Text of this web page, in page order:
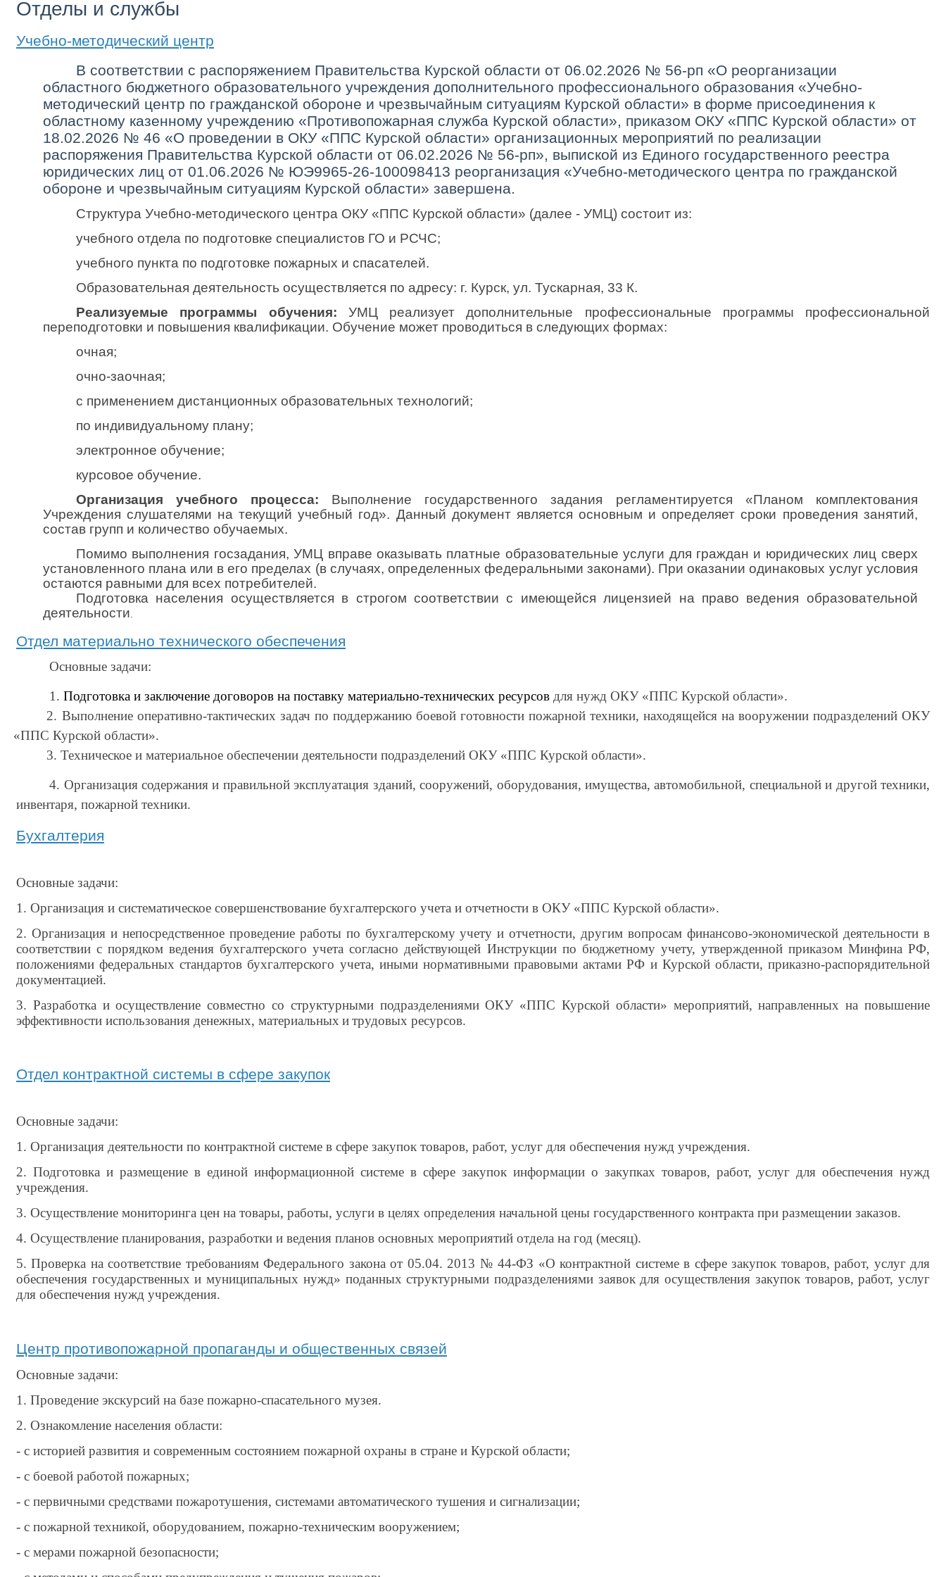
Отделы и службы
Учебно-методический центр
В соответствии с распоряжением Правительства Курской области от 06.02.2026 № 56-рп «О реорганизации
областного бюджетного образовательного учреждения дополнительного профессионального образования «Учебно-
методический центр по гражданской обороне и чрезвычайным ситуациям Курской области» в форме присоединения к
областному казенному учреждению «Противопожарная служба Курской области», приказом ОКУ «ППС Курской области» от
18.02.2026 № 46 «О проведении в ОКУ «ППС Курской области» организационных мероприятий по реализации
распоряжения Правительства Курской области от 06.02.2026 № 56-рп», выпиской из Единого государственного реестра
юридических лиц от 01.06.2026 № ЮЭ9965-26-100098413 реорганизация «Учебно-методического центра по гражданской
обороне и чрезвычайным ситуациям Курской области» завершена.
Структура Учебно-методического центра ОКУ «ППС Курской области» (далее - УМЦ) состоит из:
учебного отдела по подготовке специалистов ГО и РСЧС;
учебного пункта по подготовке пожарных и спасателей.
Образовательная деятельность осуществляется по адресу: г. Курск, ул. Тускарная, 33 К.
Реализуемые программы обучения: УМЦ реализует дополнительные профессиональные программы профессиональной
переподготовки и повышения квалификации. Обучение может проводиться в следующих формах:
очная;
очно-заочная;
с применением дистанционных образовательных технологий;
по индивидуальному плану;
электронное обучение;
курсовое обучение.
Организация учебного процесса: Выполнение государственного задания регламентируется «Планом комплектования
Учреждения слушателями на текущий учебный год». Данный документ является основным и определяет сроки проведения занятий,
состав групп и количество обучаемых.
Помимо выполнения госзадания, УМЦ вправе оказывать платные образовательные услуги для граждан и юридических лиц сверх
установленного плана или в его пределах (в случаях, определенных федеральными законами). При оказании одинаковых услуг условия
остаются равными для всех потребителей.
Подготовка населения осуществляется в строгом соответствии с имеющейся лицензией на право ведения образовательной
деятельности
Отдел материально технического обеспечения
Основные задачи:
1.Подготовка и заключение договоров на поставку материально-технических ресурсовдля нужд ОКУ «ППС Курской области».
2. Выполнение оперативно-тактических задач по поддержанию боевой готовности пожарной техники, находящейся на вооружении подразделений ОКУ
«ППС Курской области».
3. Техническое и материальное обеспечении деятельности подразделений ОКУ «ППС Курской области».
4. Организация содержания и правильной эксплуатация зданий, сооружений, оборудования, имущества, автомобильной, специальной и другой техники,
инвентаря, пожарной техники.
Бухгалтерия
Основные задачи:
1. Организация и систематическое совершенствование бухгалтерско­го учета и отчетности в ОКУ «ППС Курской области».
2. Организация и непосредственное проведение работы по бухгал­терскому учету и отчетности, другим вопросам финансово-экономической деятельности в
соответствии с порядком ведения бухгалтерского учета согласно действующей Инструкции по бюджетному учету, утвержденной приказом Минфина РФ,
положениями федеральных стандартов бухгалтерского учета, иными нормативными правовыми актами РФ и Курской области, приказно-распорядительной
документацией.
3. Разработка и осуществление совместно со структурными подразделениями ОКУ «ППС Курской области» мероприятий, на­правленных на повышение
эффективности использования денежных, матери­альных итрудовых ресурсов.
Отдел контрактной системы в сфере закупок
Основные задачи:
1. Организация деятельности по контрактной системе в сфере закупок товаров, работ, услуг для обеспечения нужд учреждения.
2. Подготовка и размещение в единой информационной системе в сфере закупок информации о закупках товаров, работ, услуг для обеспечения нужд
учреждения.
3. Осуществление мониторинга цен на товары, работы, услуги в целях определения начальной цены государственного контракта при размещении заказов.
4. Осуществление планирования, разработки и ведения планов основных мероприятий отдела на год (месяц).
5. Проверка на соответствие требованиям Федерального закона от 05.04. 2013 № 44-ФЗ «О контрактной системе в сфере закупок товаров, работ, услуг для
обеспечения государственных и муниципальных нужд» поданных структурными подразделениями заявок для осуществления закупок товаров, работ, услуг
для обеспечения нужд учреждения.
Центр противопожарной пропаганды и общественных связей
Основные задачи:
1. Проведение экскурсий на базе пожарно-спасательного музея.
2. Ознакомление населения области:
- с историей развития и современным состоянием пожарной охраны в стране и Курской области;
- с боевой работой пожарных;
- с первичными средствами пожаротушения, системами автоматического тушения и сигнализации;
- с пожарной техникой, оборудованием, пожарно-техническим вооружением;
- с мерами пожарной безопасности;